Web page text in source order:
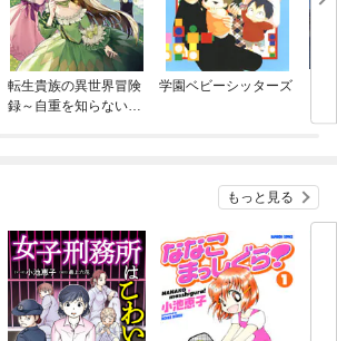
転生貴族の異世界冒険
録～自重を知らない
学園ベビーシッターズ
もっと見る